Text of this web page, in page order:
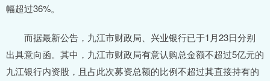
幅超过36%。
而据最新公告，九江市财政局、兴业银行已于1月23日分别
出具意向函。其中，九江市财政局有意认购总金额不超过5亿元的
九江银行内资股，且占此次募资总额的比例不超过其直接持有的